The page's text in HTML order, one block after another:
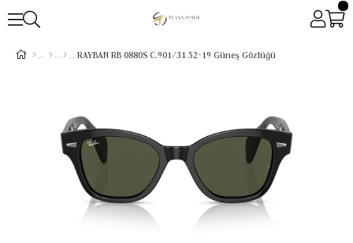
RAYBAN RB 0880S C.901/31 52-19 Güneş Gözlüğü